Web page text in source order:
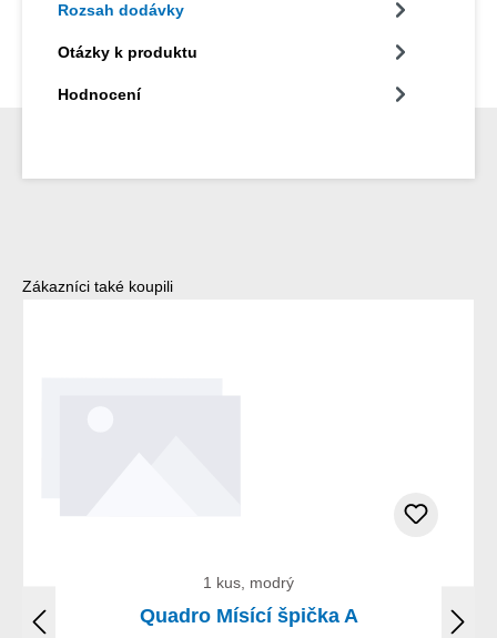
Rozsah dodávky
Otázky k produktu
Hodnocení
Přeskočit galerii produktů
Zákazníci také koupili
1 kus, modrý
Quadro Mísící špička A